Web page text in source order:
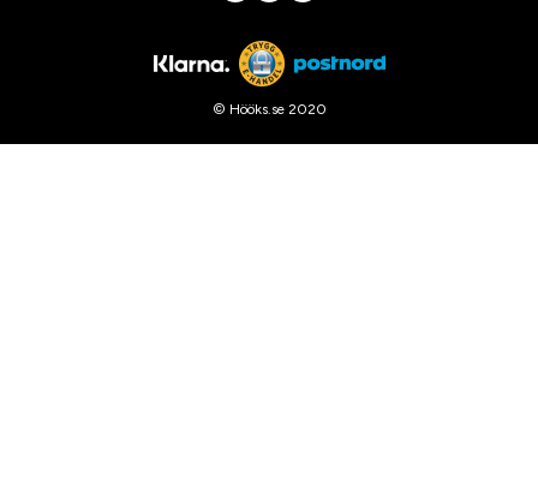
© Hööks.se 2020